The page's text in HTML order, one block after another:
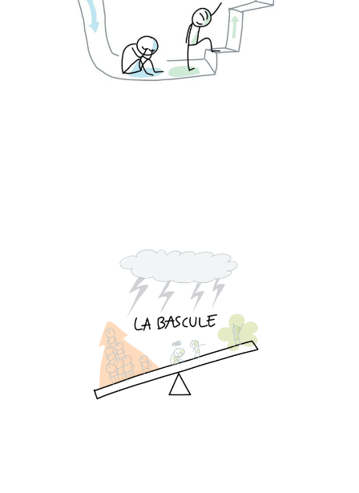
14 Apr 2024 1 min read
La Bascule 3 : les
attaches sociales
3 min read